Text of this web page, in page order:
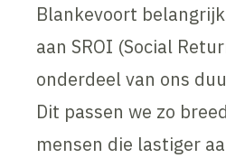
Blankevoort
aan SROI (Social
onderdeel van ons
Dit passen we zo
mensen die lastiger